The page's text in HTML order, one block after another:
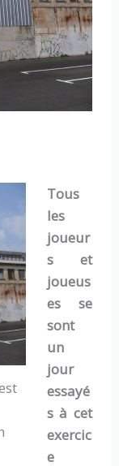
Tous
les
joueur
s et
joueus
es se
sont
un
jour
essayé
s à cet
exercic
e